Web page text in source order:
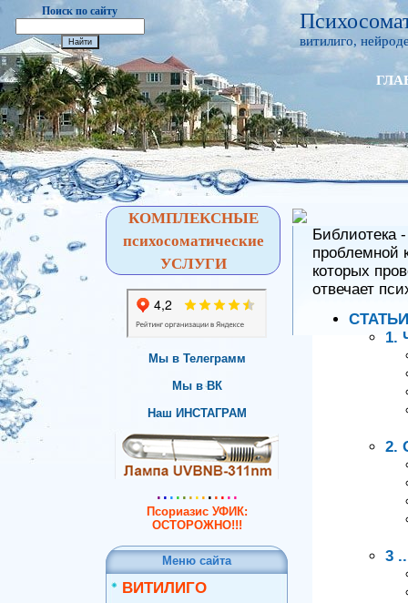
Поиск по сайту
витилиго,
КОМПЛЕКСНЫЕ
психосоматические
УСЛУГИ
Мы в Телеграмм
Мы в ВК
Наш ИНСТАГРАМ
.............
Псориазис УФИК:
ОСТОРОЖНО!!!
Меню сайта
ВИТИЛИГО
Библиотека
проблемной
которых
отвечает
СТАТЬИ
1.
2.
3